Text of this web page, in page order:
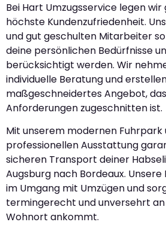
Bei Hart Umzugsservice legen
höchste Kundenzufriedenheit.
und gut geschulten Mitarbeiter
deine persönlichen Bedürfnisse
berücksichtigt werden. Wir
individuelle Beratung und
maßgeschneidertes Angebot,
Anforderungen zugeschnitten ist.
Mit unserem modernen Fuhrpark
professionellen Ausstattung
sicheren Transport deiner
Augsburg nach Bordeaux.
im Umgang mit Umzügen und
termingerecht und unversehrt
Wohnort ankommt.